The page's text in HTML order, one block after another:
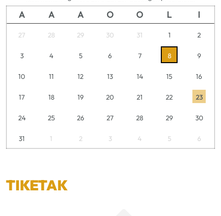
A A A O O L I
27 28 29 30 31 1 2
3 4 5 6 7 8 9
10 11 12 13 14 15 16
17 18 19 20 21 22 23
24 25 26 27 28 29 30
31 1 2 3 4 5 6
TIKETAK